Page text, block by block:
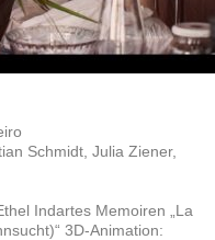
Schmidt, Julia Ziener,
Indartes Memoiren „La
3D-Animation: